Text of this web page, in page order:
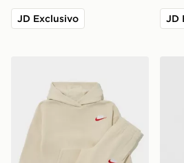
JD Exclusivo JD
Nike Open Hem Hooded